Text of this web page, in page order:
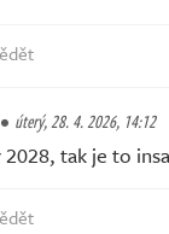
úterý, 28. 4. 2026, 14:12
tak je to